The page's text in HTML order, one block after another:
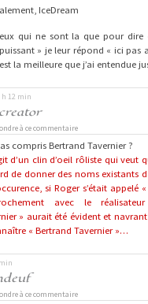
IceDream
qui ne sont la que pour dire
puissant » je leur répond « ici pas
la meilleure que j’ai entendue
h 12 min
à ce commentaire
compris Bertrand Tavernier ?
d’un clin d’oeil rôliste qui veut
de donner des noms existants
si Roger s’était appelé
avec le
» aurait été évident et
« Bertrand Tavernier »…
à ce commentaire